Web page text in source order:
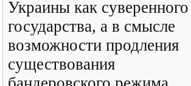
Украины как суверенного
государства, а в смысле
возможности продления
существования